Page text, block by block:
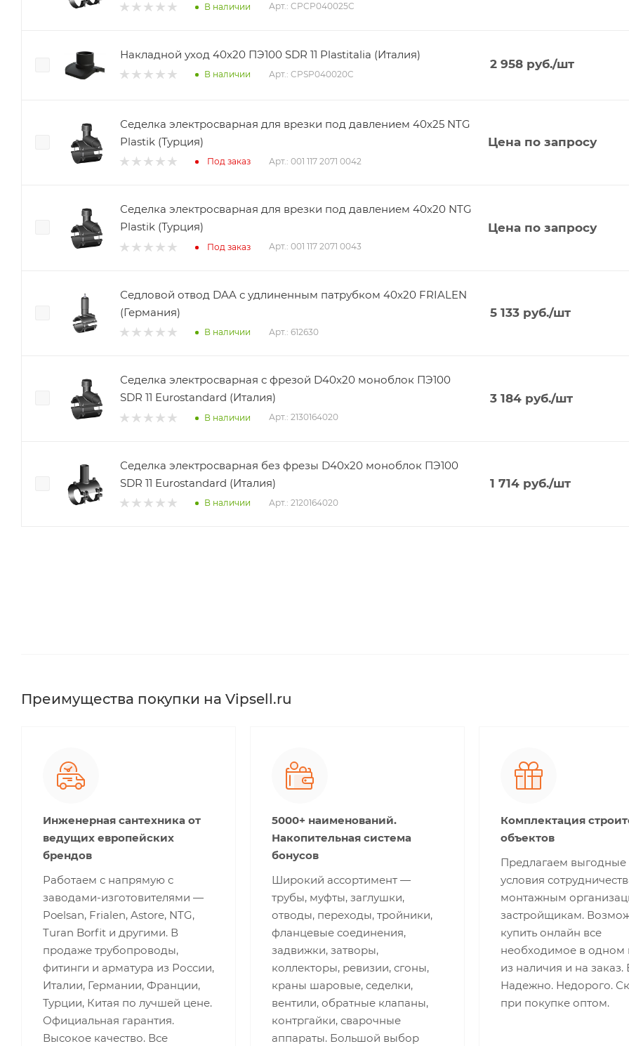
В наличии Арт.: CPCP040025C
Накладной уход 40х20 ПЭ100 SDR 11 Plastitalia (Италия)
В наличии Арт.: CPSP040020C
2 958 руб./шт
Седелка электросварная для врезки под давлением 40х25 NTG
Plastik (Турция)
Под заказ Арт.: 001 117 2071 0042
Цена по запросу
Седелка электросварная для врезки под давлением 40х20 NTG
Plastik (Турция)
Под заказ Арт.: 001 117 2071 0043
Цена по запросу
Седловой отвод DAA с удлиненным патрубком 40х20 FRIALEN
(Германия)
В наличии Арт.: 612630
5 133 руб./шт
Седелка электросварная с фрезой D40х20 моноблок ПЭ100
SDR 11 Eurostandard (Италия)
В наличии Арт.: 2130164020
3 184 руб./шт
Седелка электросварная без фрезы D40х20 моноблок ПЭ100
SDR 11 Eurostandard (Италия)
В наличии Арт.: 2120164020
1 714 руб./шт
Преимущества покупки на Vipsell.ru
Инженерная сантехника от
ведущих европейских
брендов
Работаем с напрямую с
заводами-изготовителями —
Poelsan, Frialen, Astore, NTG,
Turan Borfit и другими. В
продаже трубопроводы,
фитинги и арматура из России,
Италии, Германии, Франции,
Турции, Китая по лучшей цене.
Официальная гарантия.
Высокое качество. Все
5000+ наименований.
Накопительная система
бонусов
Широкий ассортимент —
трубы, муфты, заглушки,
отводы, переходы, тройники,
фланцевые соединения,
задвижки, затворы,
коллекторы, ревизии, сгоны,
краны шаровые, седелки,
вентили, обратные клапаны,
контргайки, сварочные
аппараты. Большой выбор
Комплектация
объектов
Предлагаем выгодные
условия
монтажным
застройщикам.
купить онлайн все
необходимое в одном
из наличия и на заказ.
Надежно. Недорого.
при покупке оптом.